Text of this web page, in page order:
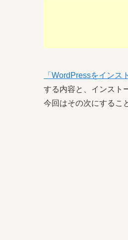
「WordPressをインス
する内容と、インスト
今回はその次にするこ